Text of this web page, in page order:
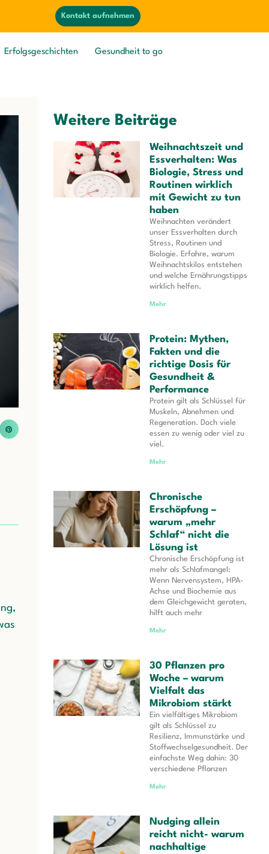
Kontakt aufnehmen
Erfolgsgeschichten Gesundheit to go
Weitere Beiträge
Weihnachtszeit und
Essverhalten: Was
Biologie, Stress und
Routinen wirklich
mit Gewicht zu tun
haben
Weihnachten verändert
unser Essverhalten durch
Stress, Routinen und
Biologie. Erfahre, warum
Weihnachtskilos entstehen
und welche Ernährungstipps
wirklich helfen.
Mehr
Protein: Mythen,
Fakten und die
richtige Dosis für
Gesundheit &
Performance
Protein gilt als Schlüssel für
Muskeln, Abnehmen und
Regeneration. Doch viele
essen zu wenig oder viel zu
viel.
Mehr
Chronische
Erschöpfung –
warum „mehr
Schlaf“ nicht die
Lösung ist
Chronische Erschöpfung ist
mehr als Schlafmangel:
Wenn Nervensystem, HPA-
Achse und Biochemie aus
dem Gleichgewicht geraten,
hilft auch mehr
Mehr
30 Pflanzen pro
Woche – warum
Vielfalt das
Mikrobiom stärkt
Ein vielfältiges Mikrobiom
gilt als Schlüssel zu
Resilienz, Immunstärke und
Stoffwechselgesundheit. Der
einfachste Weg dahin: 30
verschiedene Pflanzen
Mehr
Nudging allein
reicht nicht- warum
nachhaltige